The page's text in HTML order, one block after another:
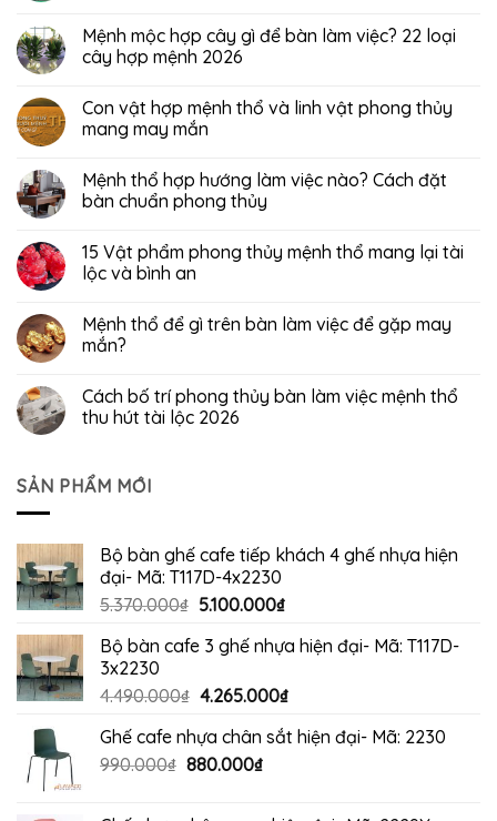
Mệnh mộc hợp cây gì để bàn làm việc? 22 loại
cây hợp mệnh 2026
Con vật hợp mệnh thổ và linh vật phong thủy
mang may mắn
Mệnh thổ hợp hướng làm việc nào? Cách đặt
bàn chuẩn phong thủy
15 Vật phẩm phong thủy mệnh thổ mang lại tài
lộc và bình an
Mệnh thổ để gì trên bàn làm việc để gặp may
mắn?
Cách bố trí phong thủy bàn làm việc mệnh thổ
thu hút tài lộc 2026
SẢN PHẨM MỚI
Bộ bàn ghế cafe tiếp khách 4 ghế nhựa hiện
đại- Mã: T117D-4x2230
5.370.000₫ Giá
là:
5.100.000₫Giá
tại
5.100.000₫.
Bộ bàn cafe 3 ghế nhựa hiện đại- Mã: T117D-
3x2230
4.490.000₫ Giá
là:
4.490.000₫.
4.265.000₫Giá
tại
Ghế cafe nhựa chân sắt hiện đại- Mã: 2230
990.000₫ Giá
880.000₫Giá